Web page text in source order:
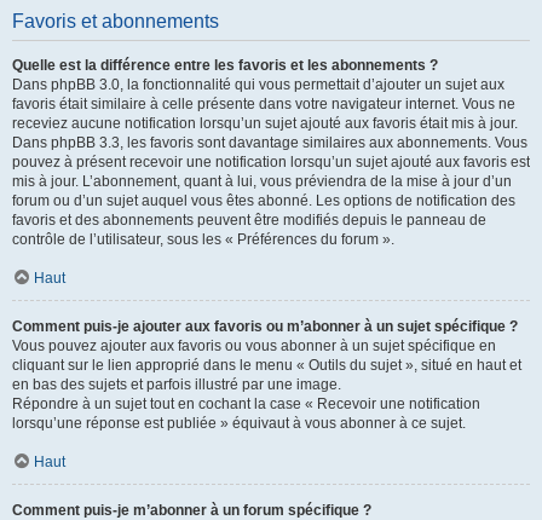
Favoris et abonnements
Quelle est la différence entre les favoris et les abonnements ?
Dans phpBB 3.0, la fonctionnalité qui vous permettait d’ajouter un sujet aux
favoris était similaire à celle présente dans votre navigateur internet. Vous ne
receviez aucune notification lorsqu’un sujet ajouté aux favoris était mis à jour.
Dans phpBB 3.3, les favoris sont davantage similaires aux abonnements. Vous
pouvez à présent recevoir une notification lorsqu’un sujet ajouté aux favoris est
mis à jour. L’abonnement, quant à lui, vous préviendra de la mise à jour d’un
forum ou d’un sujet auquel vous êtes abonné. Les options de notification des
favoris et des abonnements peuvent être modifiés depuis le panneau de
contrôle de l’utilisateur, sous les « Préférences du forum ».
Haut
Comment puis-je ajouter aux favoris ou m’abonner à un sujet spécifique ?
Vous pouvez ajouter aux favoris ou vous abonner à un sujet spécifique en
cliquant sur le lien approprié dans le menu « Outils du sujet », situé en haut et
en bas des sujets et parfois illustré par une image.
Répondre à un sujet tout en cochant la case « Recevoir une notification
lorsqu’une réponse est publiée » équivaut à vous abonner à ce sujet.
Haut
Comment puis-je m’abonner à un forum spécifique ?